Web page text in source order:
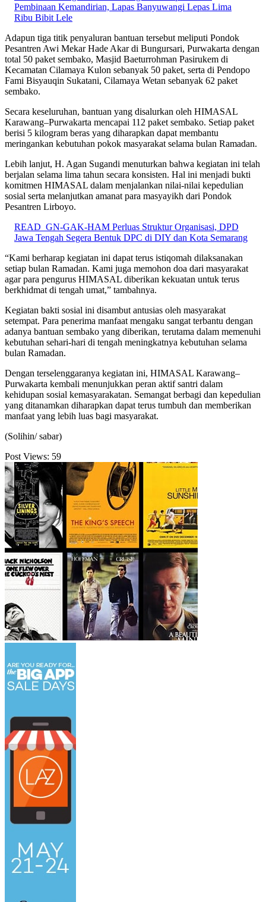
Pembinaan Kemandirian, Lapas Banyuwangi Lepas Lima
Ribu Bibit Lele
Adapun tiga titik penyaluran bantuan tersebut meliputi Pondok
Pesantren Awi Mekar Hade Akar di Bungursari, Purwakarta dengan
total 50 paket sembako, Masjid Baeturrohman Pasirukem di
Kecamatan Cilamaya Kulon sebanyak 50 paket, serta di Pendopo
Fami Bisyauqin Sukatani, Cilamaya Wetan sebanyak 62 paket
sembako.
Secara keseluruhan, bantuan yang disalurkan oleh HIMASAL
Karawang–Purwakarta mencapai 112 paket sembako. Setiap paket
berisi 5 kilogram beras yang diharapkan dapat membantu
meringankan kebutuhan pokok masyarakat selama bulan Ramadan.
Lebih lanjut, H. Agan Sugandi menuturkan bahwa kegiatan ini telah
berjalan selama lima tahun secara konsisten. Hal ini menjadi bukti
komitmen HIMASAL dalam menjalankan nilai-nilai kepedulian
sosial serta melanjutkan amanat para masyayikh dari Pondok
Pesantren Lirboyo.
READ GN-GAK-HAM Perluas Struktur Organisasi, DPD
Jawa Tengah Segera Bentuk DPC di DIY dan Kota Semarang
“Kami berharap kegiatan ini dapat terus istiqomah dilaksanakan
setiap bulan Ramadan. Kami juga memohon doa dari masyarakat
agar para pengurus HIMASAL diberikan kekuatan untuk terus
berkhidmat di tengah umat,” tambahnya.
Kegiatan bakti sosial ini disambut antusias oleh masyarakat
setempat. Para penerima manfaat mengaku sangat terbantu dengan
adanya bantuan sembako yang diberikan, terutama dalam memenuhi
kebutuhan sehari-hari di tengah meningkatnya kebutuhan selama
bulan Ramadan.
Dengan terselenggaranya kegiatan ini, HIMASAL Karawang–
Purwakarta kembali menunjukkan peran aktif santri dalam
kehidupan sosial kemasyarakatan. Semangat berbagi dan kepedulian
yang ditanamkan diharapkan dapat terus tumbuh dan memberikan
manfaat yang lebih luas bagi masyarakat.
(Solihin/ sabar)
Post Views: 59